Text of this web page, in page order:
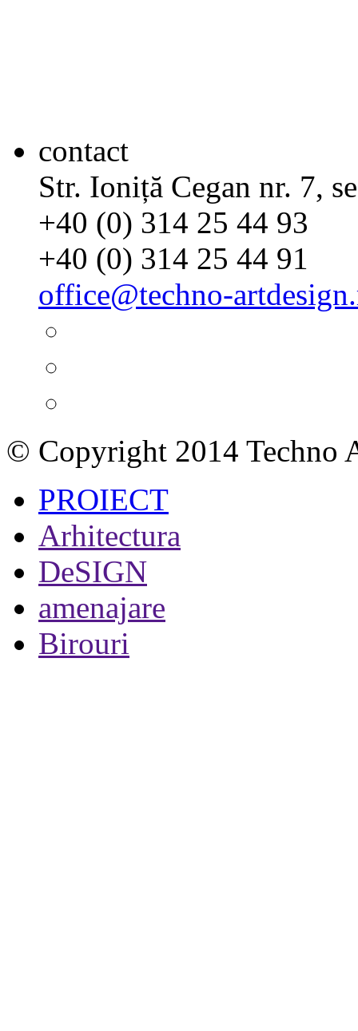
contact
Str. Ioniță Cegan nr. 7,
+40 (0) 314 25 44 93
+40 (0) 314 25 44 91
office@techno-
© Copyright 2014 Techno
PROIECT
Arhitectura
DeSIGN
amenajare
Birouri